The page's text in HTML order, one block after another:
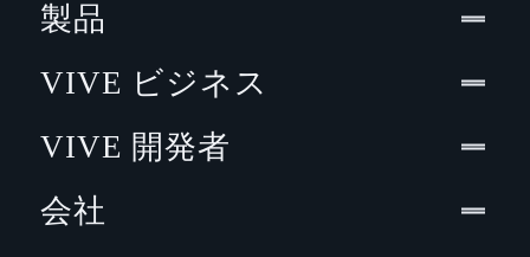
製品
VIVE ビジネス
VIVE 開発者
会社